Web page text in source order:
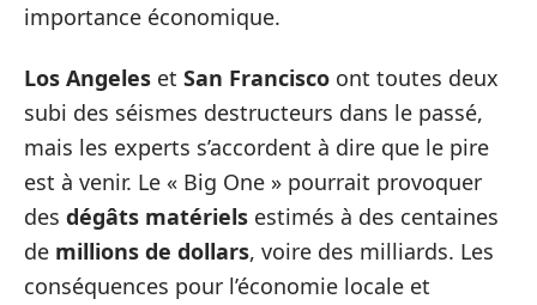
importance économique.
Los Angeles et San Francisco ont toutes deux
subi des séismes destructeurs dans le passé,
mais les experts s’accordent à dire que le pire
est à venir. Le « Big One » pourrait provoquer
des dégâts matériels estimés à des centaines
de millions de dollars, voire des milliards. Les
conséquences pour l’économie locale et